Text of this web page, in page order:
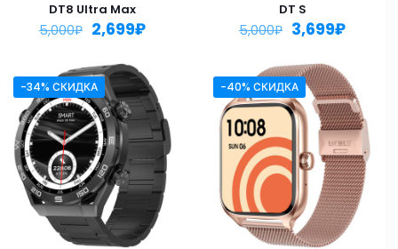
DT8 Ultra Max
5,000₽ 2,699₽
DT S
5,000₽ 3,699₽
-34% СКИДКА -40% СКИДКА